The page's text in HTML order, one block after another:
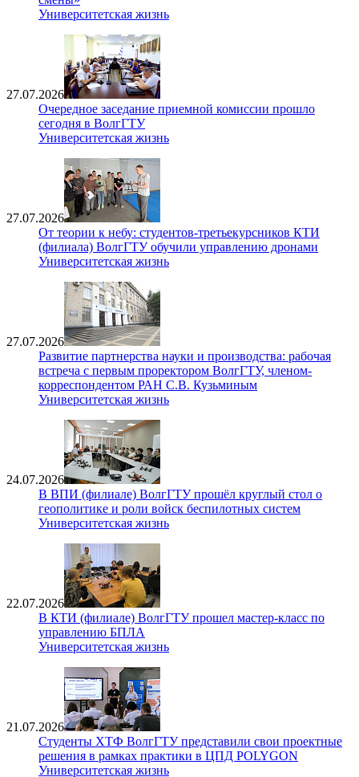
Университетская жизнь
27.07.2026
Очередное заседание приемной комиссии прошло
сегодня в ВолгГТУ
Университетская жизнь
27.07.2026
От теории к небу: студентов-третьекурсников КТИ
(филиала) ВолгГТУ обучили управлению дронами
Университетская жизнь
27.07.2026
Развитие партнерства науки и производства: рабочая
встреча с первым проректором ВолгГТУ, членом-
корреспондентом РАН С.В. Кузьминым
Университетская жизнь
24.07.2026
В ВПИ (филиале) ВолгГТУ прошёл круглый стол о
геополитике и роли войск беспилотных систем
Университетская жизнь
22.07.2026
В КТИ (филиале) ВолгГТУ прошел мастер-класс по
управлению БПЛА
Университетская жизнь
21.07.2026
Студенты ХТФ ВолгГТУ представили свои проектные
решения в рамках практики в ЦПД POLYGON
Университетская жизнь